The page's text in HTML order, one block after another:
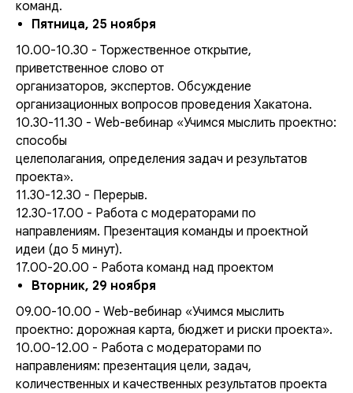
команд.
Пятница, 25 ноября
10.00-10.30 - Торжественное открытие,
приветственное слово от
организаторов, экспертов. Обсуждение
организационных вопросов проведения Хакатона.
10.30-11.30 - Web-вебинар «Учимся мыслить проектно:
способы
целеполагания, определения задач и результатов
проекта».
11.30-12.30 - Перерыв.
12.30-17.00 - Работа с модераторами по
направлениям. Презентация команды и проектной
идеи (до 5 минут).
17.00-20.00 - Работа команд над проектом
Вторник, 29 ноября
09.00-10.00 - Web-вебинар «Учимся мыслить
проектно: дорожная карта, бюджет и риски проекта».
10.00-12.00 - Работа с модераторами по
направлениям: презентация цели, задач,
количественных и качественных результатов проекта